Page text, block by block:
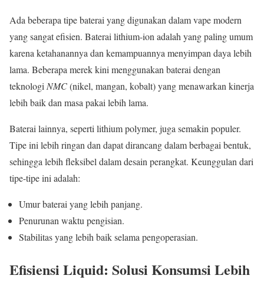
Ada beberapa tipe baterai yang digunakan dalam vape modern
yang sangat efisien. Baterai lithium-ion adalah yang paling umum
karena ketahanannya dan kemampuannya menyimpan daya lebih
lama. Beberapa merek kini menggunakan baterai dengan
teknologi NMC(nikel, mangan, kobalt) yang menawarkan kinerja
lebih baik dan masa pakai lebih lama.
Baterai lainnya, seperti lithium polymer, juga semakin populer.
Tipe ini lebih ringan dan dapat dirancang dalam berbagai bentuk,
sehingga lebih fleksibel dalam desain perangkat. Keunggulan dari
tipe-tipe ini adalah:
Umur baterai yang lebih panjang.
Penurunan waktu pengisian.
Stabilitas yang lebih baik selama pengoperasian.
Efisiensi Liquid: Solusi Konsumsi Lebih